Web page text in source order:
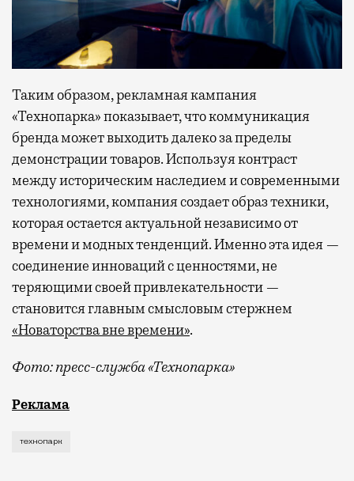
Таким образом, рекламная кампания
«Технопарка» показывает, что коммуникация
бренда может выходить далеко за пределы
демонстрации товаров. Используя контраст
между историческим наследием и современными
технологиями, компания создает образ техники,
которая остается актуальной независимо от
времени и модных тенденций. Именно эта идея —
соединение инноваций с ценностями, не
теряющими своей привлекательности —
становится главным смысловым стержнем
«Новаторства вне времени».
Фото: пресс-служба «Технопарка»
Рекламные кампании техники редко выходят за
Реклама
технопарк